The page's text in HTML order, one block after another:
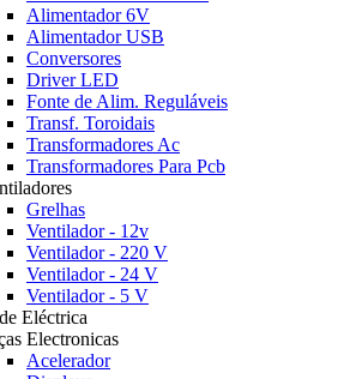
Alimentador 6V
Alimentador USB
Conversores
Driver LED
Fonte de Alim. Reguláveis
Transf. Toroidais
Transformadores Ac
Transformadores Para Pcb
Grelhas
Ventilador - 12v
Ventilador - 220 V
Ventilador - 24 V
Ventilador - 5 V
Eléctrica
Electronicas
Acelerador